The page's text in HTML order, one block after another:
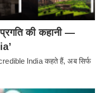
की कहानी —
India कहते हैं, अब सिर्फ